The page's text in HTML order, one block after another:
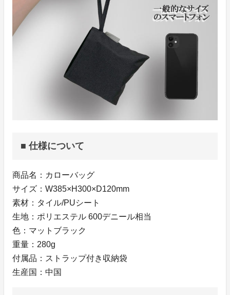
■ 仕様について
商品名：カローバッグ
サイズ：W385×H300×D120mm
素材：タイル/PUシート
生地：ポリエステル 600デニール相当
色：マットブラック
重量：280g
付属品：ストラップ付き収納袋
生産国：中国